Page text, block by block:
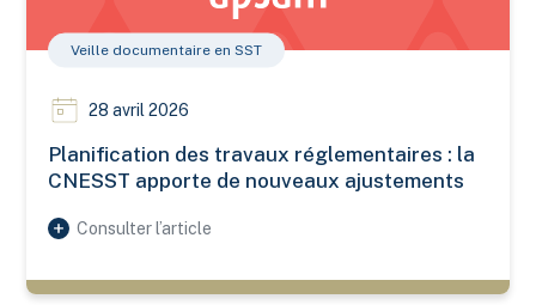
Veille documentaire en SST
28 avril 2026
Planification des travaux réglementaires : la
CNESST apporte de nouveaux ajustements
Consulter l’article